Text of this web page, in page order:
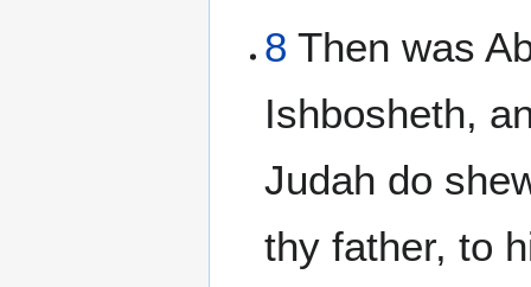
8 Then was
Ishbosheth,
Judah do
thy father, to